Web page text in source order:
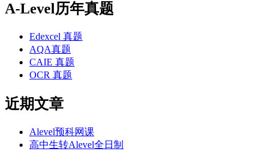
A-Level历年真题
Edexcel 真题
AQA真题
CAIE 真题
OCR 真题
近期文章
Alevel预科网课
高中生转Alevel全日制